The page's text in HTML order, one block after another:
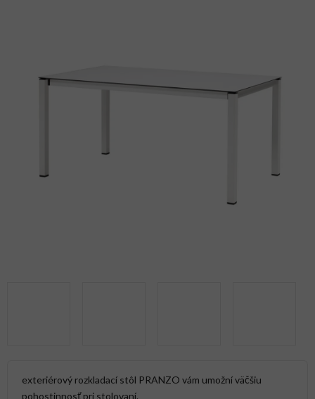
exteriérový rozkladací stôl PRANZO vám umožní väčšiu
pohostinnosť pri stolovaní.